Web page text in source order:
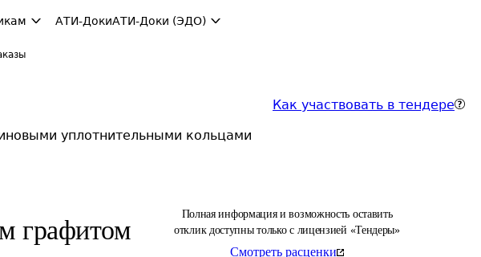
АТИ-ДокиАТИ-Доки (ЭДО)
уплотнительными кольцами
Как участвовать в тендере
графитом
Полная информация и возможность оставить
отклик доступны только с лицензией «Тендеры»
Смотреть расценки